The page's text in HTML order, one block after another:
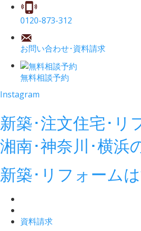
0120-873-312
お問い合わせ･資料請求
無料相談予約
Instagram
新築･注文住宅･リ
湘南･神奈川･横浜
新築･リフォーム
資料請求